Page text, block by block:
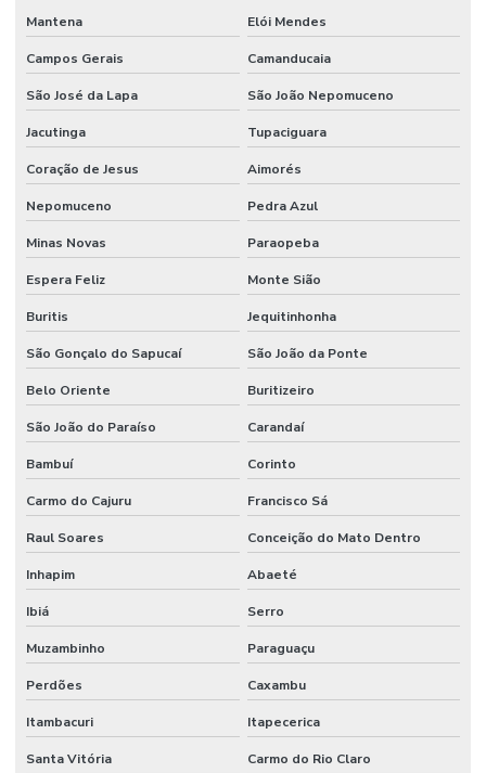
Mantena Elói Mendes
Campos Gerais Camanducaia
São José da Lapa São João Nepomuceno
Jacutinga Tupaciguara
Coração de Jesus Aimorés
Nepomuceno Pedra Azul
Minas Novas Paraopeba
Espera Feliz Monte Sião
Buritis Jequitinhonha
São Gonçalo do Sapucaí São João da Ponte
Belo Oriente Buritizeiro
São João do Paraíso Carandaí
Bambuí Corinto
Carmo do Cajuru Francisco Sá
Raul Soares Conceição do Mato Dentro
Inhapim Abaeté
Ibiá Serro
Muzambinho Paraguaçu
Perdões Caxambu
Itambacuri Itapecerica
Santa Vitória Carmo do Rio Claro